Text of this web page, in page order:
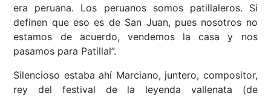
era peruana. Los peruanos somos patillaleros. Si
definen que eso es de San Juan, pues nosotros no
estamos de acuerdo, vendemos la casa y nos
pasamos para Patillal”.
Silencioso estaba ahí Marciano, juntero, compositor,
rey del festival de la leyenda vallenata (de